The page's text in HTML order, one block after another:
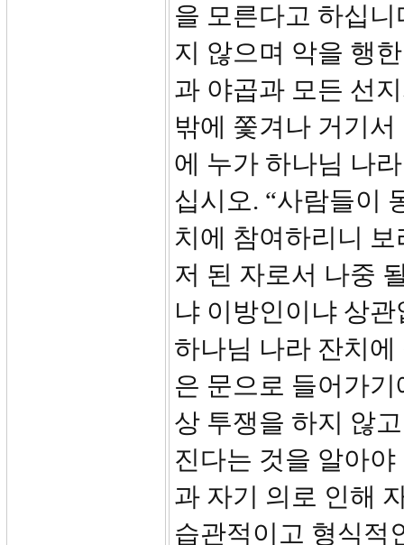
을 모른다고 하십
지 않으며 악을 행
과 야곱과 모든 선
밖에 쫓겨나 거기
에 누가 하나님 나
십시오. “사람들이
치에 참여하리니
저 된 자로서 나중
냐 이방인이냐 상
하나님 나라 잔치
은 문으로 들어가
상 투쟁을 하지 않
진다는 것을 알아
과 자기 의로 인해
습관적이고 형식적